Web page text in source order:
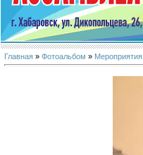
Главная » Фотоальбом » Мероприятия